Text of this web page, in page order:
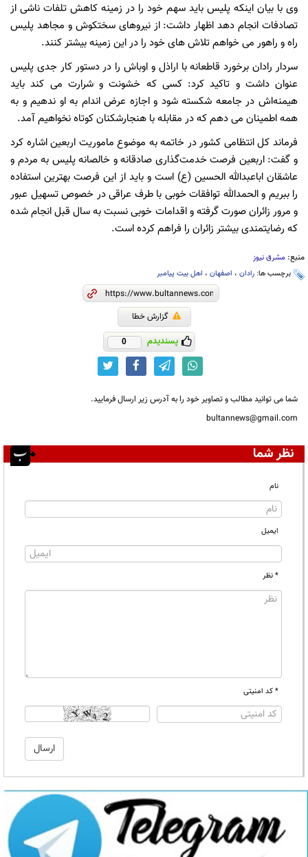
وی با بیان اینکه پلیس باید سهم خود را در زمینه کاهش تلفات ناشی از
تصادفات انجام دهد اظهار داشت: از نیروهای سختکوش و مجاهد پلیس
راه و راهور می خواهم تلاش های خود را در این زمینه بیشتر کنند.
سردار رادان برخورد قاطعانه با اراذل و اوباش را در دستور کار جدی پلیس
عنوان داشت و تاکید کرد: کسی که خشونت و شرارت می کند باید
هیمنه‌اش در جامعه شکسته شود و اجازه عرض اندام به او ندهیم و به
همه اطمینان می دهم که در مقابله با هنجارشکنان کوتاه نخواهیم آمد.
فرماند کل انتظامی کشور در خاتمه به موضوع ماموریت اربعین اشاره کرد
و گفت: اربعین فرصت خدمت‌گذاری صادقانه و خالصانه پلیس به مردم و
عاشقان اباعبدالله الحسین (ع) است و باید از این فرصت بهترین استفاده
را ببریم و الحمدالله توافقات خوبی با طرف عراقی در خصوص تسهیل عبور
و مرور زائران صورت گرفته و اقدامات خوبی نسبت به سال قبل انجام شده
که رضایتمندی بیشتر زائران را فراهم کرده است.
منبع: مشرق نیوز
برچسب ها: رادان ، اصفهان ، اهل بیت پیامبر
گزارش خطا
پسندیدم 0
شما می توانید مطالب و تصاویر خود را به آدرس زیر ارسال فرمایید.
bultannews@gmail.com
نظر شما
نام
ایمیل
* نظر
* کد امنیتی